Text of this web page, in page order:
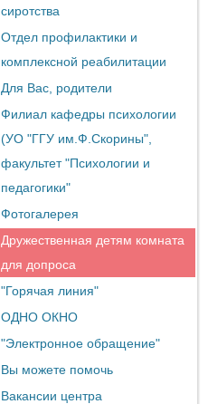
сиротства
Отдел профилактики и
комплексной реабилитации
Для Вас, родители
Филиал кафедры психологии
(УО "ГГУ им.Ф.Скорины",
факультет "Психологии и
педагогики"
Фотогалерея
Дружественная детям комната
для допроса
"Горячая линия"
ОДНО ОКНО
"Электронное обращение"
Вы можете помочь
Вакансии центра